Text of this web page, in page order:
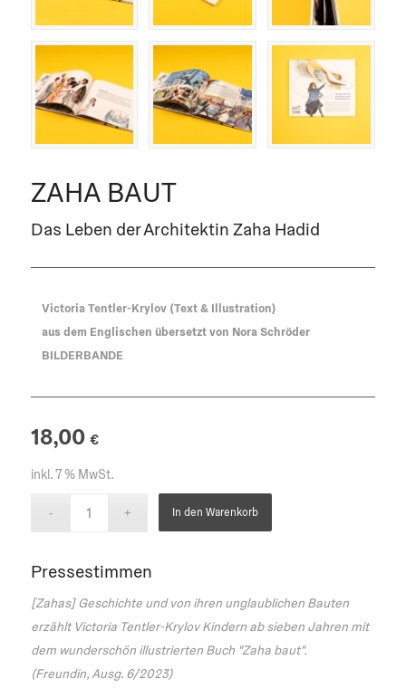
ZAHA BAUT
Das Leben der Architektin Zaha Hadid
Victoria Tentler-Krylov (Text & Illustration)
aus dem Englischen übersetzt von Nora Schröder
BILDERBANDE
18,00 €
inkl. 7 % MwSt.
In den Warenkorb
Pressestimmen
[Zahas] Geschichte und von ihren unglaublichen Bauten
erzählt Victoria Tentler-Krylov Kindern ab sieben Jahren mit
dem wunderschön illustrierten Buch "Zaha baut".
(Freundin, Ausg. 6/2023)